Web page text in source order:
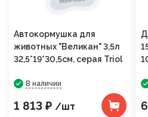
Автокормушка для
животных "Великан" 3,5л
32,5*19*30,5см, серая Triol
В наличии
1 813 ₽ /шт